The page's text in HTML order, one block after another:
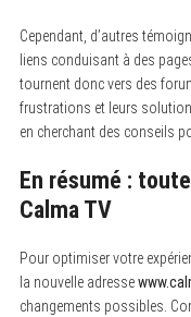
Cependant, d’autres
liens conduisant à des
tournent donc vers des
frustrations et leurs
en cherchant des conseils
En résumé :
Calma TV
Pour optimiser votre
la nouvelle adresse
changements possibles.